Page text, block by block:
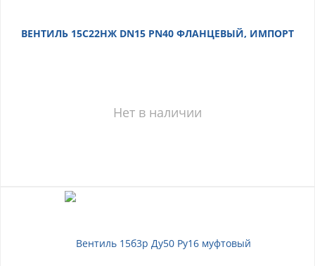
ВЕНТИЛЬ 15С22НЖ DN15 PN40 ФЛАНЦЕВЫЙ, ИМПОРТ
Нет в наличии